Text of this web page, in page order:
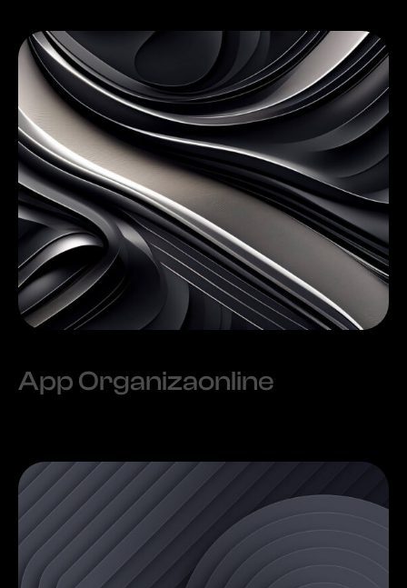
App Organizaonline